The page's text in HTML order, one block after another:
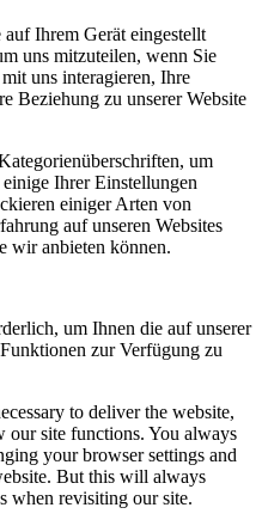
Ihrem Gerät eingestellt
uns mitzuteilen, wenn Sie
uns interagieren, Ihre
Beziehung zu unserer Website
um
Ihrer Einstellungen
einiger Arten von
auf unseren Websites
wir anbieten können.
um Ihnen die auf unserer
zur Verfügung zu
to deliver the website,
site functions. You always
your browser settings and
But this will always
when revisiting our site.